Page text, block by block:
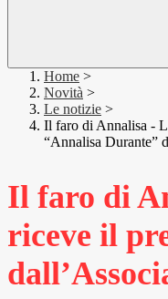
Home >
Novità >
Le notizie >
Il faro di Annalisa -
“Annalisa Durante”
Il faro di
riceve il